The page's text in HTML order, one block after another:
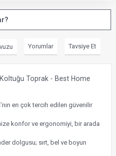
Yorumlar Tavsiye Et
Toprak - Best Home
en çok tercih edilen güvenilir
konfor ve ergonomiyi, bir arada
dolgusu; sırt, bel ve boyun